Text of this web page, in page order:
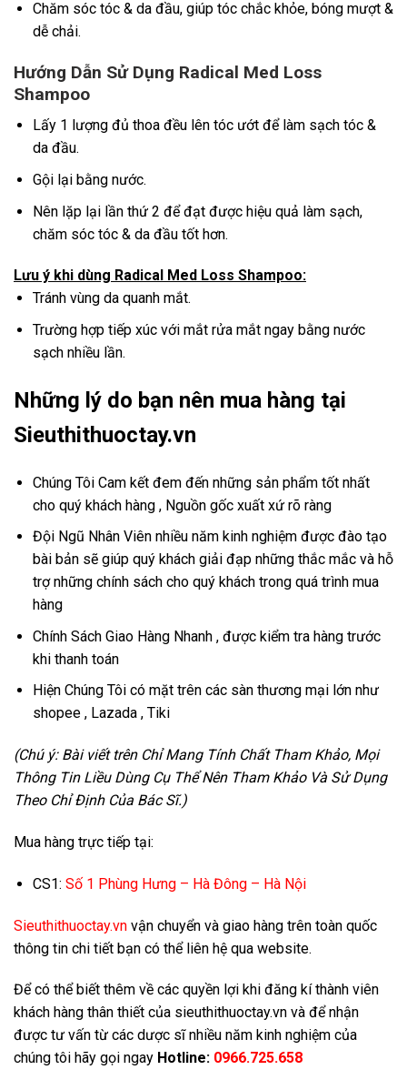
Chăm sóc tóc & da đầu, giúp tóc chắc khỏe, bóng mượt &
dễ chải.
Hướng Dẫn Sử Dụng Radical Med Loss
Shampoo
Lấy 1 lượng đủ thoa đều lên tóc ướt để làm sạch tóc &
da đầu.
Gội lại bằng nước.
Nên lặp lại lần thứ 2 để đạt được hiệu quả làm sạch,
chăm sóc tóc & da đầu tốt hơn.
Lưu ý khi dùng Radical Med Loss Shampoo:
Tránh vùng da quanh mắt.
Trường hợp tiếp xúc với mắt rửa mắt ngay bằng nước
sạch nhiều lần.
Những lý do bạn nên mua hàng tại
Sieuthithuoctay.vn
Chúng Tôi Cam kết đem đến những sản phẩm tốt nhất
cho quý khách hàng , Nguồn gốc xuất xứ rõ ràng
Đội Ngũ Nhân Viên nhiều năm kinh nghiệm được đào tạo
bài bản sẽ giúp quý khách giải đạp những thắc mắc và hỗ
trợ những chính sách cho quý khách trong quá trình mua
hàng
Chính Sách Giao Hàng Nhanh , được kiểm tra hàng trước
khi thanh toán
Hiện Chúng Tôi có mặt trên các sàn thương mại lớn như
shopee , Lazada , Tiki
(Chú ý: Bài viết trên Chỉ Mang Tính Chất Tham Khảo, Mọi
Thông Tin Liều Dùng Cụ Thể Nên Tham Khảo Và Sử Dụng
Theo Chỉ Định Của Bác Sĩ.)
Mua hàng trực tiếp tại:
CS1: Số 1 Phùng Hưng – Hà Đông – Hà Nội
Sieuthithuoctay.vn vận chuyển và giao hàng trên toàn quốc
thông tin chi tiết bạn có thể liên hệ qua website.
Để có thể biết thêm về các quyền lợi khi đăng kí thành viên
khách hàng thân thiết của sieuthithuoctay.vn và để nhận
được tư vấn từ các dược sĩ nhiều năm kinh nghiệm của
chúng tôi hãy gọi ngay Hotline: 0966.725.658